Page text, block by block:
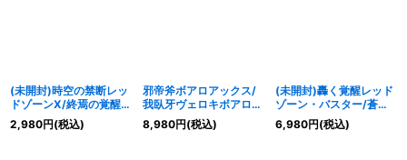
(未開封)時空の禁断レッ
ドゾーンX/終焉の覚醒者
レッドゾーンBSR【-】
{ART161b/51a/5}《超
2,980円(税込)
邪帝斧ボアロアックス/
我臥牙ヴェロキボアロス
【SR】
{ART152a/5/2b/5/2c/
8,980円(税込)
(未開封)轟く覚醒レッド
ゾーン・バスター/蒼き
覚醒ドギラゴンX【SR】
{ART151b/5/1a/5}《超
6,980円(税込)